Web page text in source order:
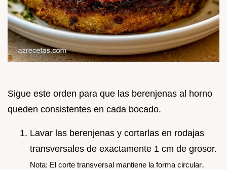
Sigue este orden para que las berenjenas al horno
queden consistentes en cada bocado.
Lavar las berenjenas y cortarlas en rodajas
transversales de exactamente 1 cm de grosor.
Nota: El corte transversal mantiene la forma circular.